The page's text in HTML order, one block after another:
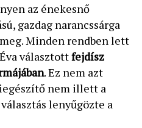
az énekesnő
gazdag narancssárga
Minden rendben lett
választottfejdísz
. Ez nem azt
nem illett a
lenyűgözte a